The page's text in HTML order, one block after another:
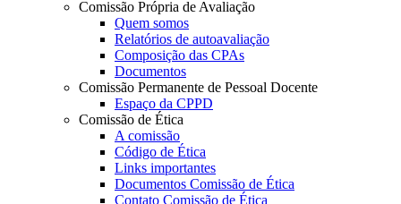
Comissão Própria de Avaliação
Quem somos
Relatórios de autoavaliação
Composição das CPAs
Documentos
Comissão Permanente de Pessoal Docente
Espaço da CPPD
Comissão de Ética
A comissão
Código de Ética
Links importantes
Documentos Comissão de Ética
Contato Comissão de Ética